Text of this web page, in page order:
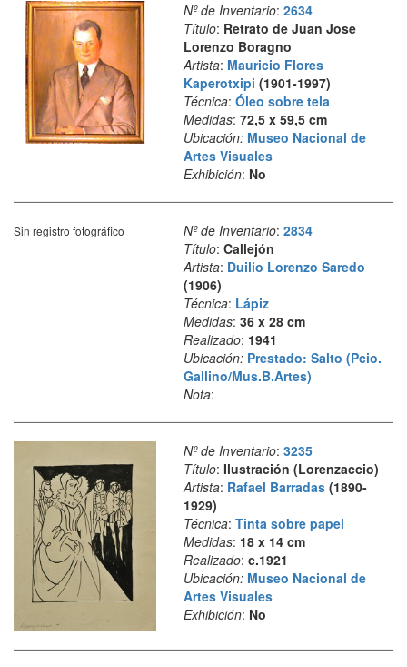
Nº de Inventario: 2634
Título: Retrato de Juan Jose
Lorenzo Boragno
Artista: Mauricio Flores
Kaperotxipi (1901-1997)
Técnica: Óleo sobre tela
Medidas: 72,5 x 59,5 cm
Ubicación: Museo Nacional de
Artes Visuales
Exhibición: No
Sin registro fotográfico Nº de Inventario: 2834
Título: Callejón
Artista: Duilio Lorenzo Saredo
(1906)
Técnica: Lápiz
Medidas: 36 x 28 cm
Realizado: 1941
Ubicación: Prestado: Salto (Pcio.
Gallino/Mus.B.Artes)
Nota:
Nº de Inventario: 3235
Título: Ilustración (Lorenzaccio)
Artista: Rafael Barradas(1890-
1929)
Técnica: Tinta sobre papel
Medidas: 18 x 14 cm
Realizado: c.1921
Ubicación: Museo Nacional de
Artes Visuales
Exhibición: No